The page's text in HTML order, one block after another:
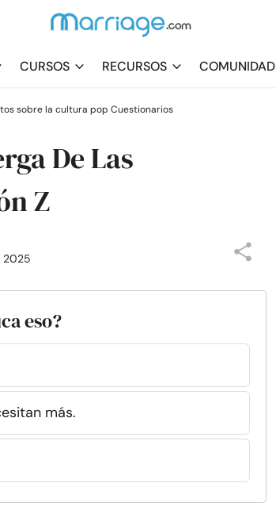
CURSOS RECURSOS COMUNIDAD
sobre la cultura pop Cuestionarios
De Las
Z
2025
eso?
más.